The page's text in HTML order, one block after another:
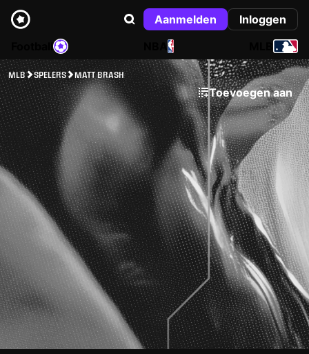
Aanmelden
Inloggen
NBA
MLB SPELERS MATT BRASH
Toevoegen aan